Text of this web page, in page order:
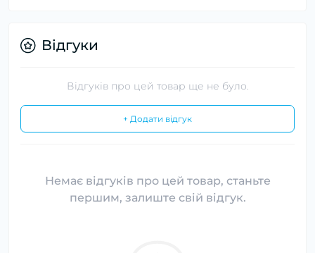
Відгуки
Відгуків про цей товар ще не було.
+ Додати відгук
Немає відгуків про цей товар, станьте
першим, залиште свій відгук.